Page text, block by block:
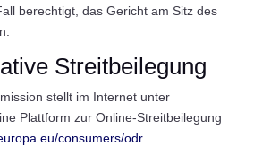
berechtigt, das Gericht am Sitz des
Streitbeilegung
stellt im Internet unter
Plattform zur Online-Streitbeilegung
/consumers/odr